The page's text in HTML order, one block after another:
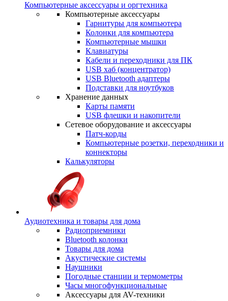
Компьютерные аксессуары и оргтехника
Компьютерные аксессуары
Гарнитуры для компьютера
Колонки для компьютера
Компьютерные мышки
Клавиатуры
Кабели и переходники для ПК
USB хаб (концентратор)
USB Bluetooth адаптеры
Подставки для ноутбуков
Хранение данных
Карты памяти
USB флешки и накопители
Сетевое оборудование и аксессуары
Патч-корды
Компьютерные розетки, переходники и
коннекторы
Калькуляторы
Аудиотехника и товары для дома
Радиоприемники
Bluetooth колонки
Товары для дома
Акустические системы
Наушники
Погодные станции и термометры
Часы многофункциональные
Аксессуары для AV-техники